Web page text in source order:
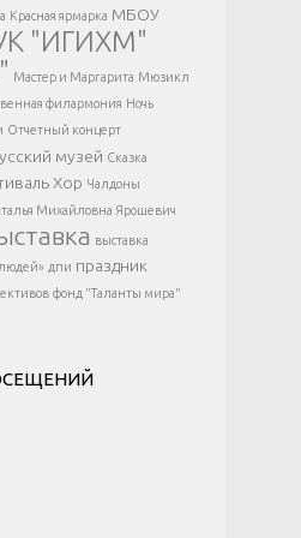
>
Красная ярмарка МБОУ
"ИГИХМ"
Мастер и Маргарита Мюзикл
филармония Ночь
Отчетный концерт
музей Сказка
Хор Чалдоны
Михайловна Ярошевич
выставка
дпи праздник
фонд "Таланты мира"